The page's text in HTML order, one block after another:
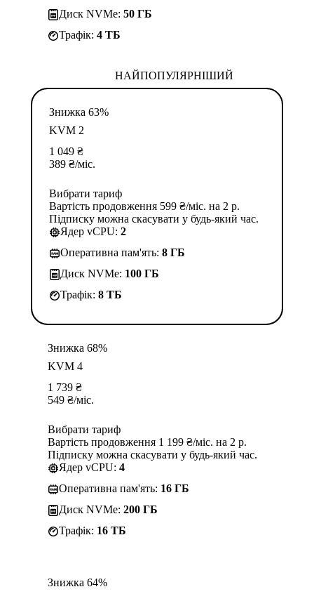
Диск NVMe: 50 ГБ
Трафік: 4 TБ
НАЙПОПУЛЯРНІШИЙ
Знижка 63%
KVM 2
1 049 ₴
389 ₴/міс.
Вибрати тариф
Вартість продовження 599 ₴/міс. на 2 р.
Підписку можна скасувати у будь-який час.
Ядер vCPU: 2
Оперативна пам'ять: 8 ГБ
Диск NVMe: 100 ГБ
Трафік: 8 TБ
Знижка 68%
KVM 4
1 739 ₴
549 ₴/міс.
Вибрати тариф
Вартість продовження 1 199 ₴/міс. на 2 р.
Підписку можна скасувати у будь-який час.
Ядер vCPU: 4
Оперативна пам'ять: 16 ГБ
Диск NVMe: 200 ГБ
Трафік: 16 TБ
Знижка 64%